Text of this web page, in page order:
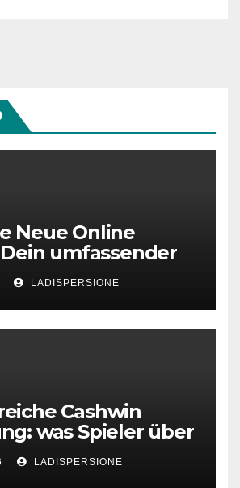
Neue Online
Dein umfassender
für moderne
LADISPERSIONE
Cashwin
was Spieler über
denken
LADISPERSIONE